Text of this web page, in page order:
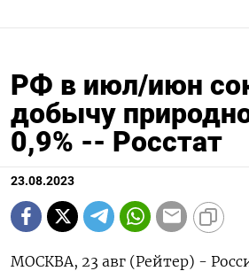
РФ в июл/июн
добычу
0,9% -- Росстат
23.08.2023
МОСКВА, 23 авг (Рейтер) -